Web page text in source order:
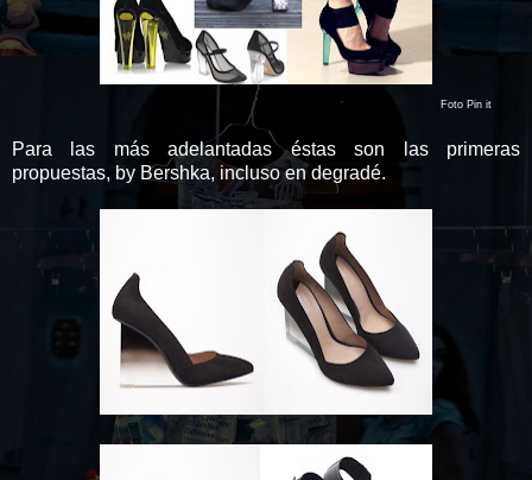
Foto Pin it
Para las más adelantadas éstas son las primeras
propuestas, by Bershka, incluso en degradé.